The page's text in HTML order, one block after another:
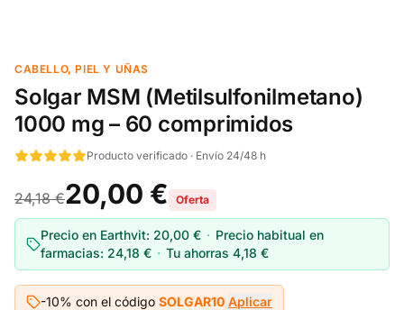
CABELLO, PIEL Y UÑAS
Solgar MSM (Metilsulfonilmetano)
1000 mg – 60 comprimidos
Producto verificado · Envío 24/48 h
24,18 €20,00 € Oferta
Precio en Earthvit: 20,00 € · Precio habitual en
farmacias: 24,18 € · Tu ahorras 4,18 €
-10% con el código SOLGAR10 Aplicar